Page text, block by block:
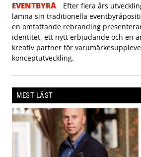
EVENTBYRÅ
Efter flera års
lämna sin traditionella
en omfattande rebranding
identitet, ett nytt erbjudande och en
kreativ partner för
konceptutveckling.
MEST LÄST